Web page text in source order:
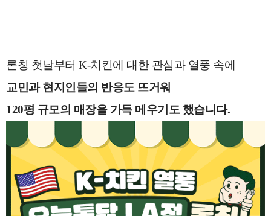
론칭 첫날부터 K-치킨에 대한 관심과 열풍 속에
교민과 현지인들의 반응도 뜨거워
120평 규모의 매장을 가득 메우기도 했습니다.